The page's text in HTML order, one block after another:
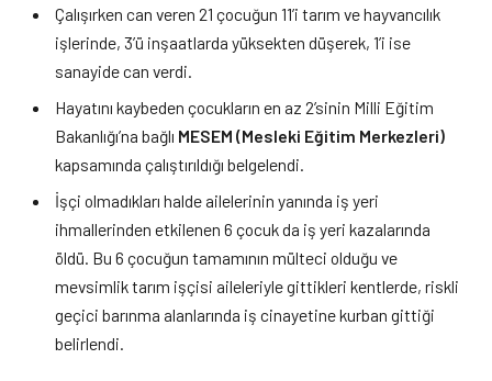
Çalışırken can veren 21 çocuğun 11’i tarım ve hayvancılık
işlerinde, 3’ü inşaatlarda yüksekten düşerek, 1’i ise
sanayide can verdi.
Hayatını kaybeden çocukların en az 2’sinin Milli Eğitim
Bakanlığı’na bağlı MESEM (Mesleki Eğitim Merkezleri)
kapsamında çalıştırıldığı belgelendi.
İşçi olmadıkları halde ailelerinin yanında iş yeri
ihmallerinden etkilenen 6 çocuk da iş yeri kazalarında
öldü. Bu 6 çocuğun tamamının mülteci olduğu ve
mevsimlik tarım işçisi aileleriyle gittikleri kentlerde, riskli
geçici barınma alanlarında iş cinayetine kurban gittiği
belirlendi.